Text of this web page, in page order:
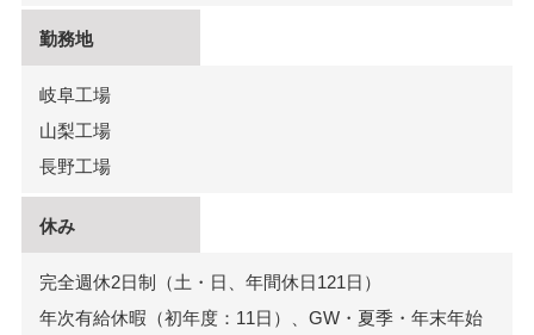
勤務地
岐阜工場
山梨工場
長野工場
休み
完全週休2日制（土・日、年間休日121日）
年次有給休暇（初年度：11日）、GW・夏季・年末年始